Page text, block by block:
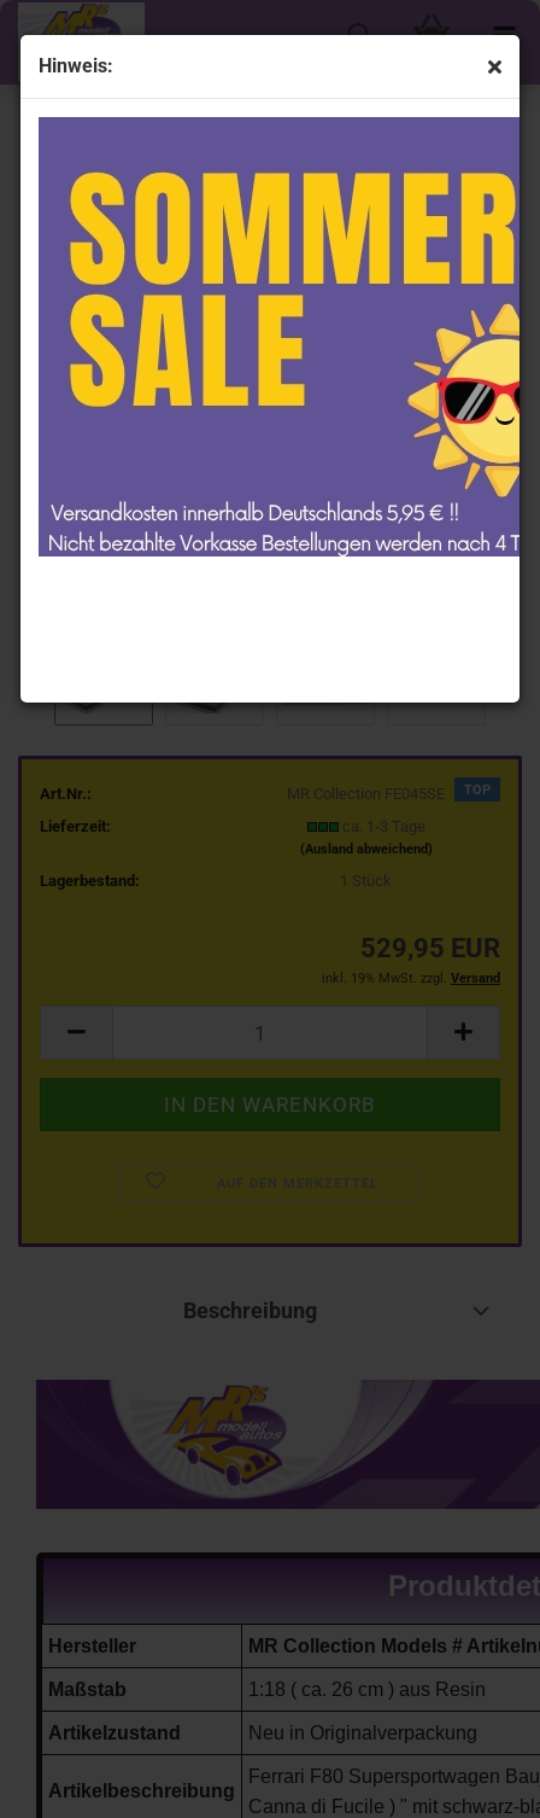
Hinweis:
« Erster « zurück weiter »
Letzter »
MR Collection FE045SE # Ferrari F80 Hybrid Baujahr
2025 " Canna di Fucile " 1:18
TOP
Art.Nr.:
MR Collection FE045SE
Lieferzeit:
ca. 1-3 Tage
(Ausland abweichend)
Lagerbestand: 1 Stück
529,95 EUR
inkl. 19% MwSt. zzgl. Versand
AUF DEN MERKZETTEL
Beschreibung
Hersteller MR Collection Models #
Maßstab 1:18 ( ca. 26 cm ) aus Resin
Artikelzustand Neu in Originalverpackung
Artikelbeschreibung
Ferrari F80 Supersportwagen
Canna di Fucile ) " mit schwarz-